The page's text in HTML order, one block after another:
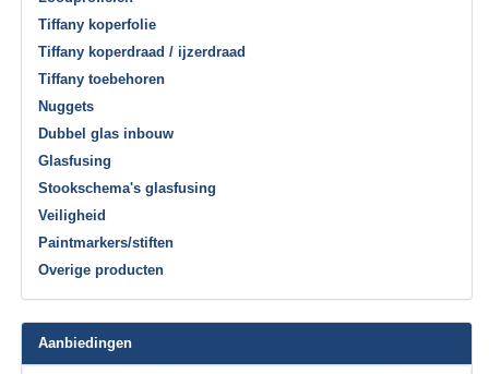
Tiffany koperfolie
Tiffany koperdraad / ijzerdraad
Tiffany toebehoren
Nuggets
Dubbel glas inbouw
Glasfusing
Stookschema's glasfusing
Veiligheid
Paintmarkers/stiften
Overige producten
Aanbiedingen